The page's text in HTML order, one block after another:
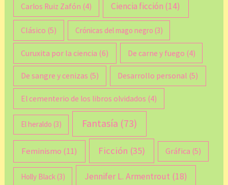
Carlos Ruiz Zafón (4) Ciencia ficción (14)
Clásico (5) Crónicas del mago negro (3)
Curuxita por la ciencia (6) De carne y fuego (4)
De sangre y cenizas (5) Desarrollo personal (5)
El cementerio de los libros olvidados (4)
El heraldo (3) Fantasía (73)
Feminismo (11) Ficción (35) Gráfica (5)
Holly Black(3) Jennifer L. Armentrout (18)